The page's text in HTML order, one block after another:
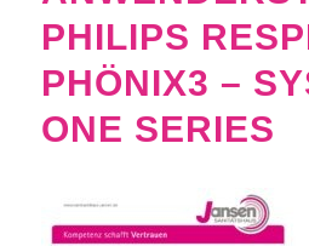
PHILIPS
PHÖNIX3 –
ONE SERIES